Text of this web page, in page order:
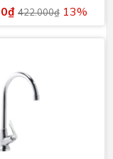
422.000₫ 13%